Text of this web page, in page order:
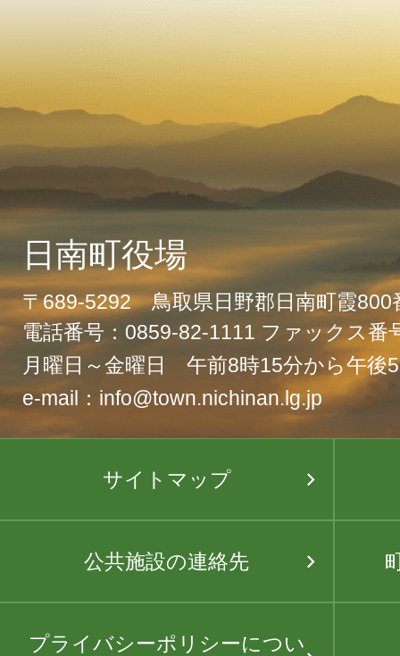
日南町役場
〒689-5292 鳥取県日野郡日南町霞800
電話番号：0859-82-1111 ファックス番
月曜日～金曜日 午前8時15分から午後
e-mail：info@town.nichinan.lg.jp
サイトマップ
公共施設の連絡先
プライバシーポリシーについ